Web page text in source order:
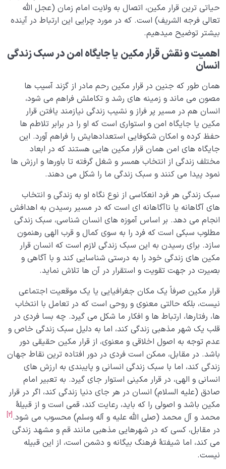
حیاتی ترین قرار مکین، اتصال به ولایت امام زمان (عجل الله
تعالی فرجه الشریف) است. که در مورد چرایی این ارتباط در آینده
بیشتر توضیح میدهیم.
اهمیت و نقشقرار مکین یا جایگاه امن درسبک زندگی
انسان
همان طور که جنین در قرار مکین رحم مادر از گزند آسیب ها
مصون می ماند و زمینه های رشد و تکاملش فراهم می شود،
انسان هم در مسیر پر فراز و نشیب زندگی نیازمند یافتن قرار
مکین یا جایگاه امن و استواری است که او را در برابر تلاطم ها
حفظ کرده و امکان شکوفایی استعدادهایش را فراهم آورد. این
جایگاه های امن همان قرار مکین هایی هستند که در ابعاد
مختلف زندگی از انتخاب همسر و شغل گرفته تا باورها و ارزش ها
نمود پیدا می کنند و سبک زندگی ما را شکل می دهند.
سبک زندگی هر فرد انعکاسی از نوع نگاه او به زندگی و انتخاب
های آگاهانه یا ناآگاهانه ای است که در مسیر رسیدن به اهدافش
انجام می دهد. بر اساس آموزه های انسان شناسی، سبک زندگی
مطلوب سبکی است که فرد را به سوی کمال و قرب الهی رهنمون
سازد. برای رسیدن به این سبک زندگی لازم است که انسان قرار
مکین های زندگی خود را به درستی شناسایی کند و با آگاهی و
بصیرت در جهت تقویت و استقرار در آن ها تلاش نماید.
قرار مکین صرفاً یک مکان جغرافیایی یا یک موقعیت اجتماعی
نیست، بلکه حالتی معنوی و روحی است که در تعامل با انتخاب
ها، رفتارها، ارتباط ها و افکار ما شکل می گیرد. چه بسا فردی در
قلب یک شهر مذهبی زندگی کند، اما به دلیل سبک زندگی خاص و
عدم توجه به اصول اخلاقی و معنوی، از قرار مکین حقیقی دور
باشد. در مقابل، ممکن است فردی در دور افتاده ترین نقاط جهان
زندگی کند، اما با سبک زندگی انسانی و پایبندی به ارزش های
انسانی و الهی، در قرار مکینی استوار جای گیرد. به تعبیر امام
صادق (علیه السلام) انسان در هر جای دنیا زندگی کند، اگر در قرار
مکین باشد و اصولی را که باید، رعایت کند، قمی است و از قبیلۀ
محمد و آل محمد (صلی الله علیه و آله وسلم) محسوب می شود.[2]
در مقابل، کسی که در شهرهایی مذهبی مانند قم و مشهد زندگی
می کند، اما شیفتۀ فرهنگ بیگانه و دشمن است، از این قبیله
نیست.